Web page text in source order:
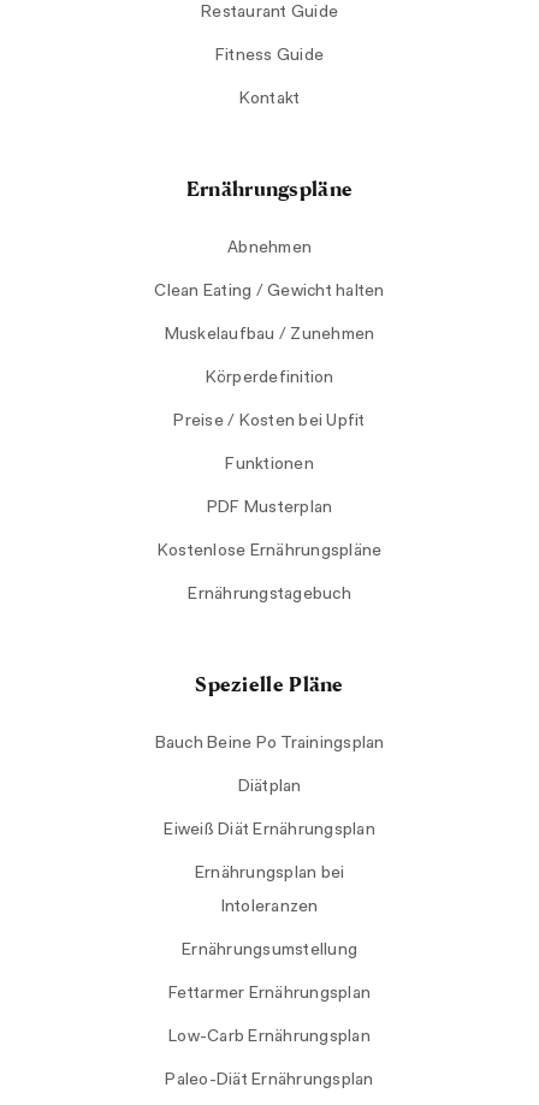
Restaurant Guide
Fitness Guide
Kontakt
Ernährungspläne
Abnehmen
Clean Eating / Gewicht halten
Muskelaufbau / Zunehmen
Körperdefinition
Preise / Kosten bei Upfit
Funktionen
PDF Musterplan
Kostenlose Ernährungspläne
Ernährungstagebuch
Spezielle Pläne
Bauch Beine Po Trainingsplan
Diätplan
Eiweiß Diät Ernährungsplan
Ernährungsplan bei
Intoleranzen
Ernährungsumstellung
Fettarmer Ernährungsplan
Low-Carb Ernährungsplan
Paleo-Diät Ernährungsplan